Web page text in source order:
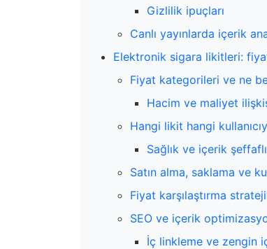
Gizlilik ipuçları
Canlı yayınlarda içerik
Elektronik sigara likitleri:
Fiyat kategorileri ve ne
Hacim ve maliyet
Hangi likit hangi
Sağlık ve içerik
Satın alma, saklama ve
Fiyat karşılaştırma
SEO ve içerik
İç linkleme ve zengin